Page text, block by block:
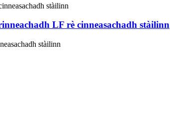
LF rè cinneasachadh stàilinn
stàilinn